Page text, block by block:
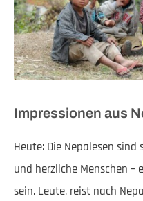
Impressionen aus
Heute: Die Nepalesen
und herzliche Menschen –
sein. Leute, reist nach